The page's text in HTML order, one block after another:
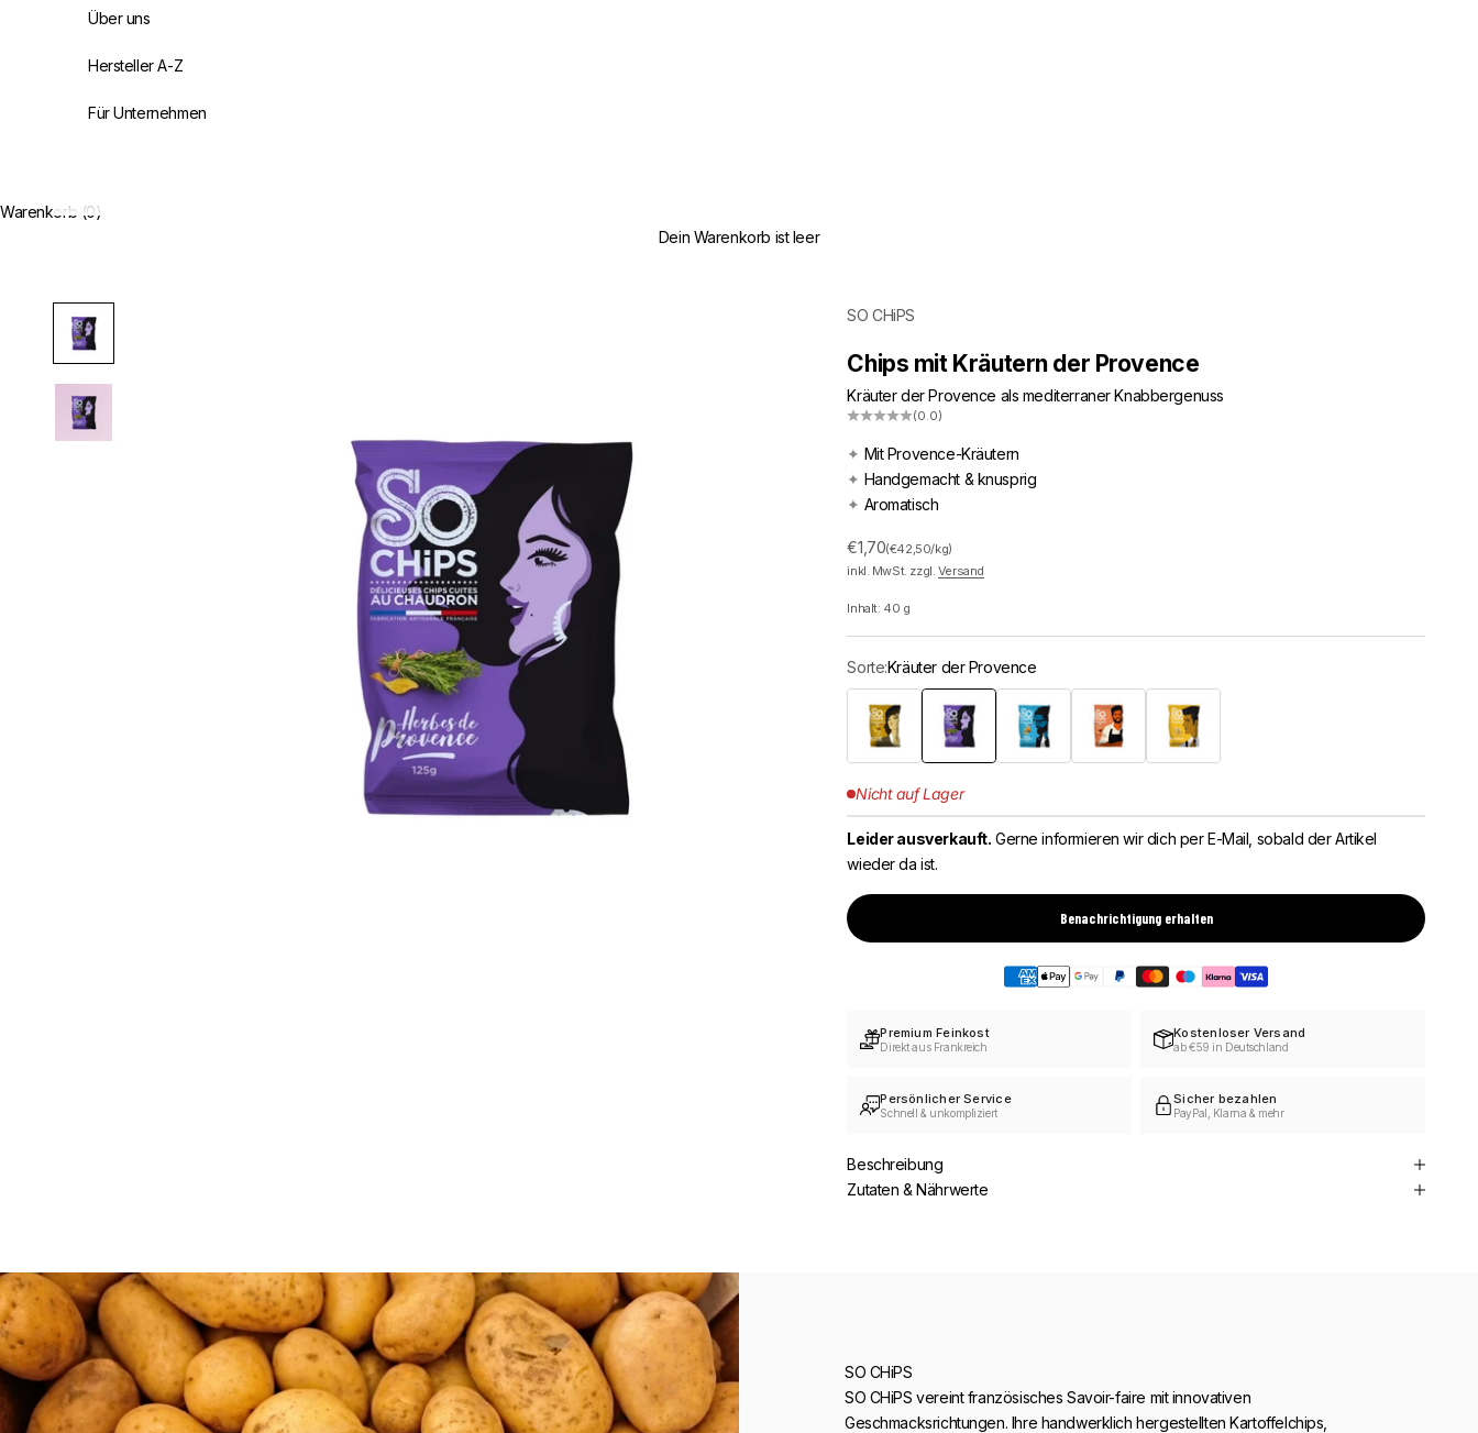
Über uns
Hersteller A-Z
Für Unternehmen
Warenkorb (0)
Dein Warenkorb ist leer
SO CHiPS
Chips mit Kräutern der Provence
Kräuter der Provence als mediterraner Knabbergenuss
(0.0)
✦ Mit Provence-Kräutern
✦ Handgemacht & knusprig
✦ Aromatisch
Angebot
€1,70(€42,50/kg)
inkl. MwSt. zzgl. Versand
Inhalt: 40 g
Sorte:Kräuter der Provence
Nature
Kräuter der ProvenceKaramellisierte Zwiebeln
Gewürze der WeltParmesan AOP
Nicht auf Lager
Leider ausverkauft. Gerne informieren wir dich per E-Mail, sobald der Artikel
wieder da ist.
Benachrichtigung erhalten
Premium Feinkost
Direkt aus Frankreich
Kostenloser Versand
ab €59 in Deutschland
Persönlicher Service
Schnell & unkompliziert
Sicher bezahlen
PayPal, Klarna & mehr
Beschreibung
Zutaten & Nährwerte
SO CHiPS
SO CHiPS vereint französisches Savoir-faire mit innovativen
Geschmacksrichtungen. Ihre handwerklich hergestellten Kartoffelchips,